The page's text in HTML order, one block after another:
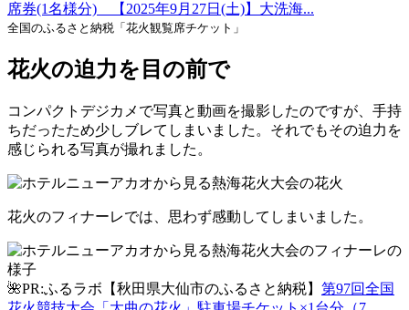
席券(1名様分) 【2025年9月27日(土)】大洗海...
全国のふるさと納税「花火観覧席チケット」
花火の迫力を目の前で
コンパクトデジカメで写真と動画を撮影したのですが、手持
ちだったため少しブレてしまいました。それでもその迫力を
感じられる写真が撮れました。
花火のフィナーレでは、思わず感動してしまいました。
🌺PR:ふるラボ【秋田県大仙市のふるさと納税】 第97回全国